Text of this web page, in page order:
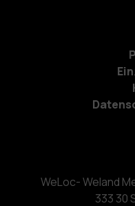
WeLoc- Weland
333 30